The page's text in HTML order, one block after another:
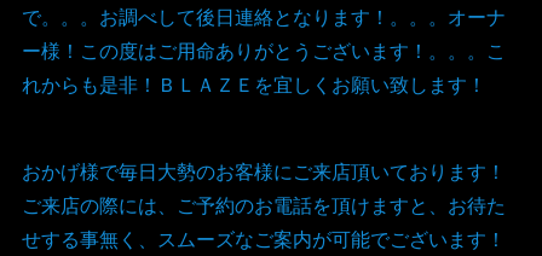
で。。。お調べして後日連絡となります！。。。オーナ
ー様！この度はご用命ありがとうございます！。。。こ
れからも是非！ＢＬＡＺＥを宜しくお願い致します！
おかげ様で毎日大勢のお客様にご来店頂いております！
ご来店の際には、ご予約のお電話を頂けますと、お待た
せする事無く、スムーズなご案内が可能でございます！